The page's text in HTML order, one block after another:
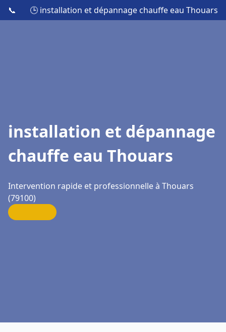
📞 🕒 installation et dépannage chauffe eau Thouars
installation et dépannage
chauffe eau Thouars
Intervention rapide et professionnelle à Thouars
(79100)